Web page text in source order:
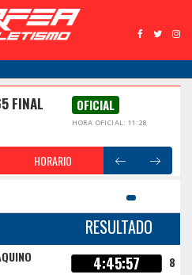
FINAL OFICIAL
HORA OFICIAL: 11:28
HORARIO
RESULTADO
4:45:57 8